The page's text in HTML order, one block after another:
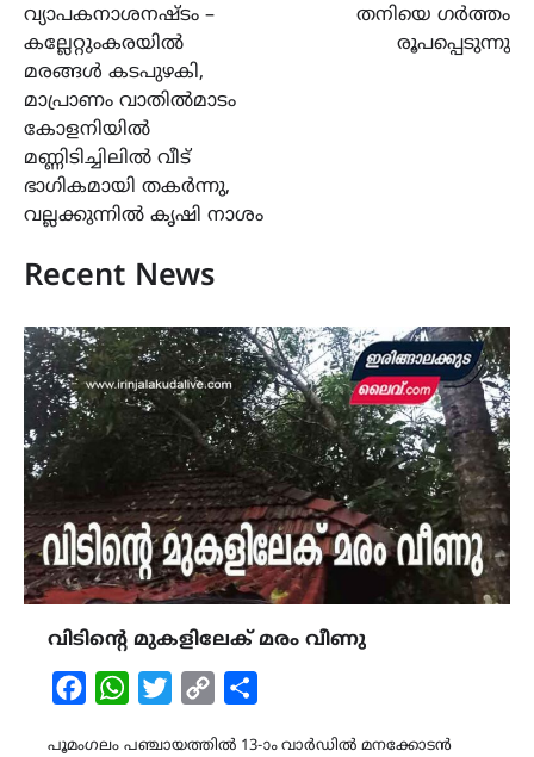
വ്യാപകനാശനഷ്ടം –
കല്ലേറ്റുംകരയിൽ
മരങ്ങൾ കടപുഴകി,
മാപ്രാണം വാതിൽമാടം
കോളനിയിൽ
മണ്ണിടിച്ചിലിൽ വീട്
ഭാഗികമായി തകർന്നു,
വല്ലക്കുന്നിൽ കൃഷി നാശം
തനിയെ ഗർത്തം
രൂപപ്പെടുന്നു
Recent News
വിടിൻ്റെ മുകളിലേക് മരം വീണു
FacebookWhatsAppTwitterCopy
പൂമംഗലം പഞ്ചായത്തിൽ 13-ാം വാർഡിൽ മനക്കോടൻ